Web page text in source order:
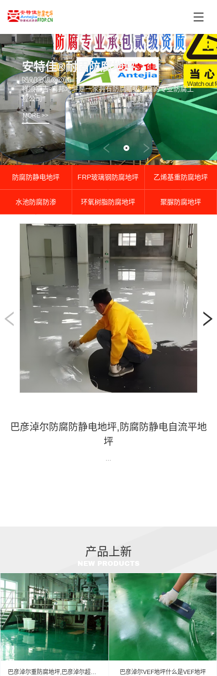
页
品
中
术
支
服
务
案
例
新
闻
资
讯
服
联
系
电
话
安特佳®耐固防腐地坪
NAIGU.COM
祥顺富吉-喜邦地坪是一家拥有防腐贰级资质的专业防腐工
程公司
MORE >>
防腐防静电地坪 FRP玻璃钢防腐地坪 乙烯基重防腐地坪
水池防腐防渗 环氧树脂防腐地坪 聚脲防腐地坪
巴彦淖尔防腐防静电地坪,防腐防静电自流平地
坪
...
产品上新
巴彦淖尔重防腐地坪,巴彦淖尔超强耐腐蚀涂料 巴彦淖尔VEF地坪什么是VEF地坪